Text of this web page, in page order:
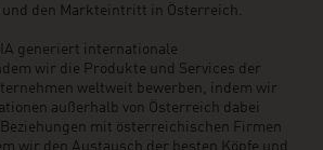
den Markteintritt in Österreich.
generiert internationale
wir die Produkte und Services der
weltweit bewerben, indem wir
außerhalb von Österreich dabei
mit österreichischen Firmen
wir den Austausch der besten Köpfe und